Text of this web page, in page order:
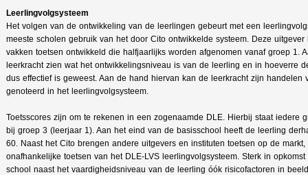
Leerlingvolgsysteem
Het volgen van de ontwikkeling van de leerlingen gebeurt met een
meeste scholen gebruik van het door Cito ontwikkelde systeem. Deze
vakken toetsen ontwikkeld die halfjaarlijks worden afgenomen vanaf groep 1.
leerkracht zien wat het ontwikkelingsniveau is van de leerling en in hoeverre
dus effectief is geweest. Aan de hand hiervan kan de leerkracht zijn handelen
genoteerd in het leerlingvolgsysteem.
Toetsscores zijn om te rekenen in een zogenaamde DLE. Hierbij staat iedere
bij groep 3 (leerjaar 1). Aan het eind van de basisschool heeft de leerling
60. Naast het Cito brengen andere uitgevers en instituten toetsen op de
onafhankelijke toetsen van het DLE-LVS leerlingvolgsysteem. Sterk in
school naast het vaardigheidsniveau van de leerling óók risicofactoren in